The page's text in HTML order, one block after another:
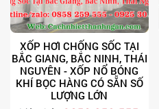
XỐP HƠI CHỐNG SỐC TẠI
BẮC GIANG, BẮC NINH, THÁI
NGUYÊN - XỐP NỔ BÓNG
KHÍ BỌC HÀNG CÓ SẴN SỐ
LƯỢNG LỚN